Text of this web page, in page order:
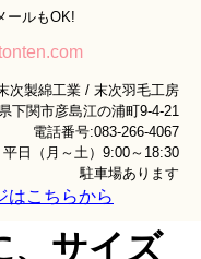
ールもOK!
製綿工業 / 末次羽毛工房
下関市彦島江の浦町9-4-21
電話番号:083-266-4067
日（月～土）9:00～18:30
駐車場あります
はこちらから
、サイズ